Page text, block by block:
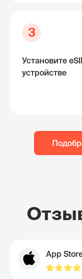
3
Установите
устройстве
App